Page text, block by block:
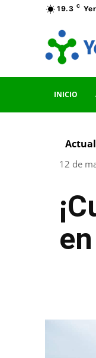
19.3 C
INICIO
12 de